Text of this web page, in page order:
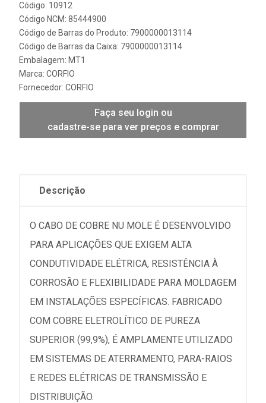
Código: 10912
Código NCM: 85444900
Código de Barras do Produto: 7900000013114
Código de Barras da Caixa: 7900000013114
Embalagem: MT1
Marca: CORFIO
Fornecedor: CORFIO
Faça seu login ou
cadastre-se para ver preços e comprar
Descrição
O CABO DE COBRE NU MOLE É DESENVOLVIDO
PARA APLICAÇÕES QUE EXIGEM ALTA
CONDUTIVIDADE ELÉTRICA, RESISTÊNCIA À
CORROSÃO E FLEXIBILIDADE PARA MOLDAGEM
EM INSTALAÇÕES ESPECÍFICAS. FABRICADO
COM COBRE ELETROLÍTICO DE PUREZA
SUPERIOR (99,9%), É AMPLAMENTE UTILIZADO
EM SISTEMAS DE ATERRAMENTO, PARA-RAIOS
E REDES ELÉTRICAS DE TRANSMISSÃO E
DISTRIBUIÇÃO.